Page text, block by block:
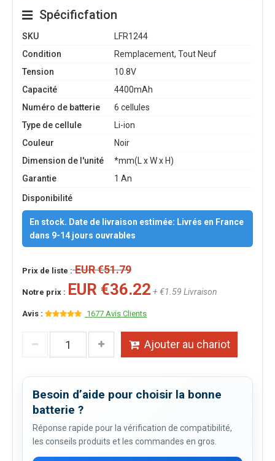
Spécificfation
SKU
LFR1244
Condition
Remplacement, Tout Neuf
Tension
10.8V
Capacité
4400mAh
Numéro de batterie
6 cellules
Type de cellule
Li-ion
Couleur
Noir
Dimension de l'unité
*mm(L x W x H)
Garantie
1 An
Disponibilité
En stock. Date de livraison estimée: Livrés en France
dans 9-14 jours ouvrables
Prix de liste :EUR €51.79
Notre prix : EUR €36.22 + €1.59 Livraison
Avis : 1677 Avis Clients
Ajouter au chariot
Besoin d’aide pour choisir la bonne
batterie ?
Réponse rapide pour la vérification de compatibilité,
les conseils produits et les commandes en gros.